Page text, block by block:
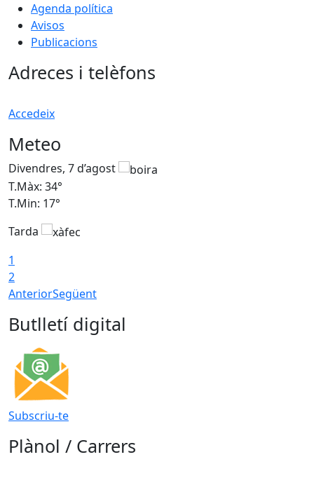
Agenda política
Avisos
Publicacions
Adreces i telèfons
Accedeix
Meteo
Divendres, 7 d’agost
T.Màx: 34°
T.Min: 17°
Tarda
1
2
AnteriorSegüent
Butlletí digital
Subscriu-te
Plànol / Carrers